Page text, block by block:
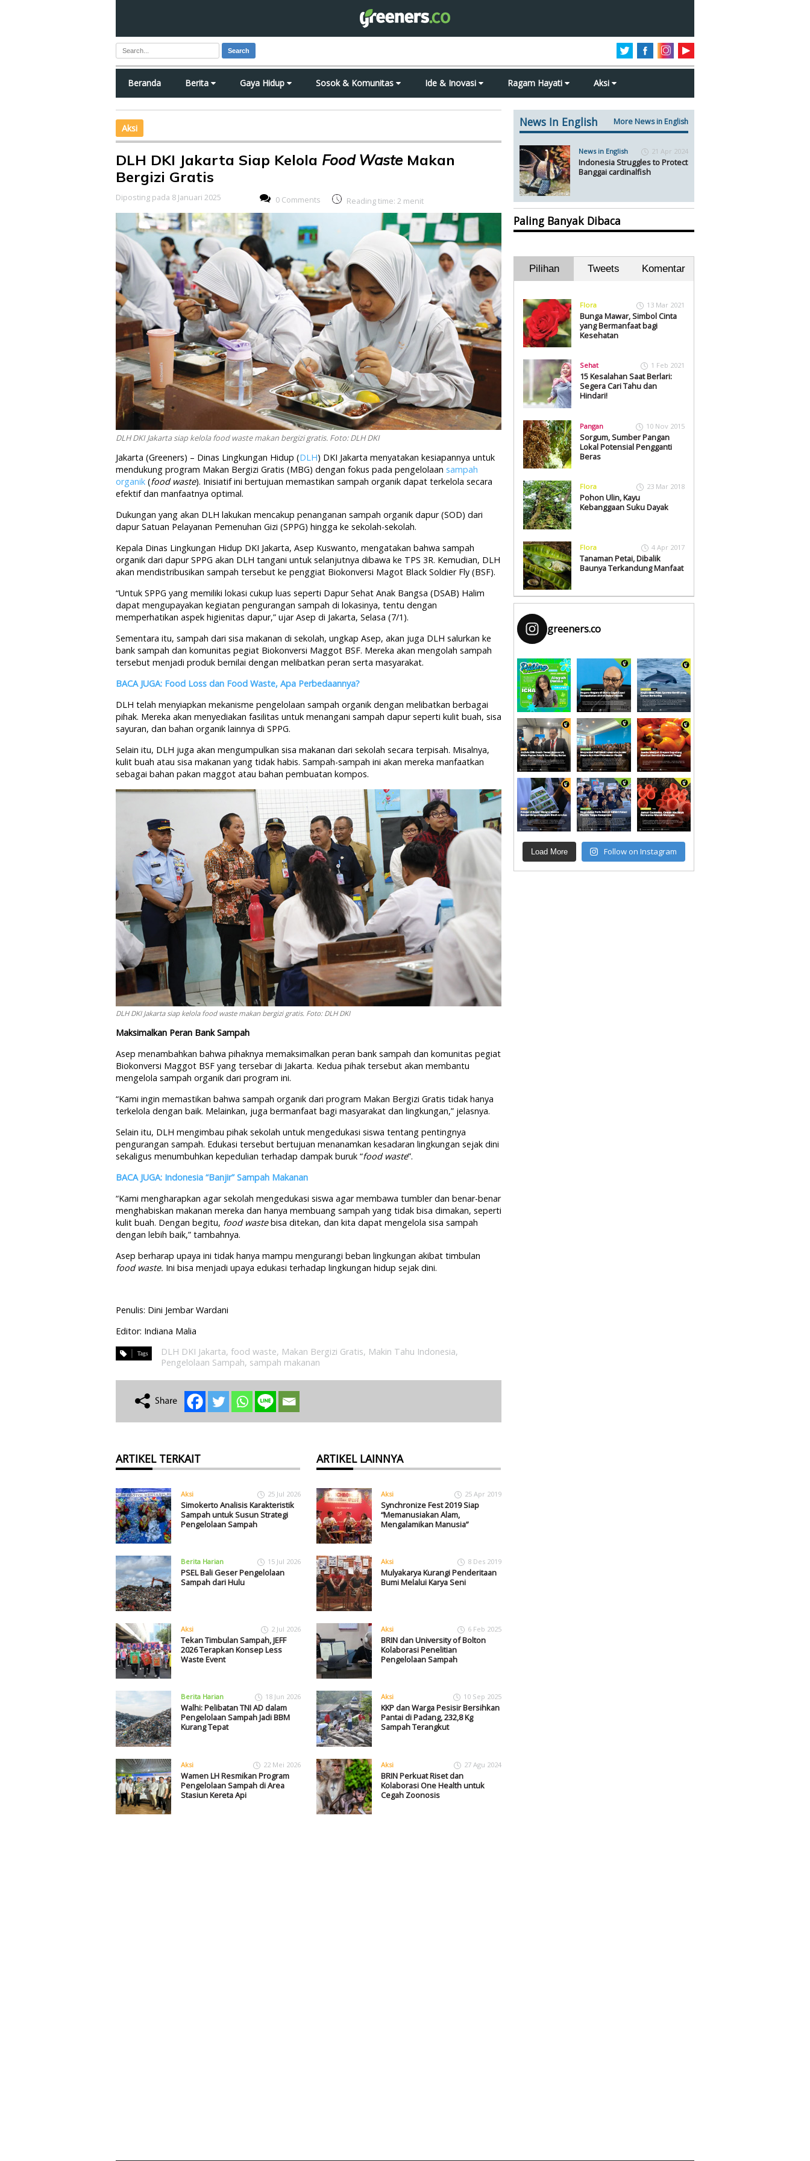
Search
Beranda Berita Gaya Hidup Sosok & Komunitas Ide & Inovasi Ragam Hayati Aksi
Aksi
DLH DKI Jakarta Siap Kelola Food WasteMakan
Bergizi Gratis
Diposting pada 8 Januari 2025 0 Comments Reading time: 2 menit
DLH DKI Jakarta siap kelola food waste makan bergizi gratis. Foto: DLH DKI
Jakarta (Greeners) – Dinas Lingkungan Hidup (DLH) DKI Jakarta menyatakan kesiapannya untuk
mendukung program Makan Bergizi Gratis (MBG) dengan fokus pada pengelolaan sampah
organik (food waste). Inisiatif ini bertujuan memastikan sampah organik dapat terkelola secara
efektif dan manfaatnya optimal.
Dukungan yang akan DLH lakukan mencakup penanganan sampah organik dapur (SOD) dari
dapur Satuan Pelayanan Pemenuhan Gizi (SPPG) hingga ke sekolah-sekolah.
Kepala Dinas Lingkungan Hidup DKI Jakarta, Asep Kuswanto, mengatakan bahwa sampah
organik dari dapur SPPG akan DLH tangani untuk selanjutnya dibawa ke TPS 3R. Kemudian, DLH
akan mendistribusikan sampah tersebut ke penggiat Biokonversi Magot Black Soldier Fly (BSF).
“Untuk SPPG yang memiliki lokasi cukup luas seperti Dapur Sehat Anak Bangsa (DSAB) Halim
dapat mengupayakan kegiatan pengurangan sampah di lokasinya, tentu dengan
memperhatikan aspek higienitas dapur,” ujar Asep di Jakarta, Selasa (7/1).
Sementara itu, sampah dari sisa makanan di sekolah, ungkap Asep, akan juga DLH salurkan ke
bank sampah dan komunitas pegiat Biokonversi Maggot BSF. Mereka akan mengolah sampah
tersebut menjadi produk bernilai dengan melibatkan peran serta masyarakat.
BACA JUGA: Food Loss dan Food Waste, Apa Perbedaannya?
DLH telah menyiapkan mekanisme pengelolaan sampah organik dengan melibatkan berbagai
pihak. Mereka akan menyediakan fasilitas untuk menangani sampah dapur seperti kulit buah, sisa
sayuran, dan bahan organik lainnya di SPPG.
Selain itu, DLH juga akan mengumpulkan sisa makanan dari sekolah secara terpisah. Misalnya,
kulit buah atau sisa makanan yang tidak habis. Sampah-sampah ini akan mereka manfaatkan
sebagai bahan pakan maggot atau bahan pembuatan kompos.
DLH DKI Jakarta siap kelola food waste makan bergizi gratis. Foto: DLH DKI
Maksimalkan Peran Bank Sampah
Asep menambahkan bahwa pihaknya memaksimalkan peran bank sampah dan komunitas pegiat
Biokonversi Maggot BSF yang tersebar di Jakarta. Kedua pihak tersebut akan membantu
mengelola sampah organik dari program ini.
“Kami ingin memastikan bahwa sampah organik dari program Makan Bergizi Gratis tidak hanya
terkelola dengan baik. Melainkan, juga bermanfaat bagi masyarakat dan lingkungan,” jelasnya.
Selain itu, DLH mengimbau pihak sekolah untuk mengedukasi siswa tentang pentingnya
pengurangan sampah. Edukasi tersebut bertujuan menanamkan kesadaran lingkungan sejak dini
sekaligus menumbuhkan kepedulian terhadap dampak buruk “food waste”.
BACA JUGA: Indonesia “Banjir” Sampah Makanan
“Kami mengharapkan agar sekolah mengedukasi siswa agar membawa tumbler dan benar-benar
menghabiskan makanan mereka dan hanya membuang sampah yang tidak bisa dimakan, seperti
kulit buah. Dengan begitu, food wastebisa ditekan, dan kita dapat mengelola sisa sampah
dengan lebih baik,” tambahnya.
Asep berharap upaya ini tidak hanya mampu mengurangi beban lingkungan akibat timbulan
food waste. Ini bisa menjadi upaya edukasi terhadap lingkungan hidup sejak dini.
Penulis: Dini Jembar Wardani
Editor: Indiana Malia
DLH DKI Jakarta, food waste, Makan Bergizi Gratis, Makin Tahu Indonesia,
Pengelolaan Sampah, sampah makanan
ARTIKEL TERKAIT
Aksi 25 Jul 2026
Simokerto Analisis Karakteristik
Sampah untuk Susun Strategi
Pengelolaan Sampah
Berita Harian 15 Jul 2026
PSEL Bali Geser Pengelolaan
Sampah dari Hulu
Aksi 2 Jul 2026
Tekan Timbulan Sampah, JEFF
2026 Terapkan Konsep Less
Waste Event
Berita Harian 18 Jun 2026
Walhi: Pelibatan TNI AD dalam
Pengelolaan Sampah Jadi BBM
Kurang Tepat
Aksi 22 Mei 2026
Wamen LH Resmikan Program
Pengelolaan Sampah di Area
Stasiun Kereta Api
ARTIKEL LAINNYA
Aksi 25 Apr 2019
Synchronize Fest 2019 Siap
“Memanusiakan Alam,
Mengalamikan Manusia”
Aksi 8 Des 2019
Mulyakarya Kurangi Penderitaan
Bumi Melalui Karya Seni
Aksi 6 Feb 2025
BRIN dan University of Bolton
Kolaborasi Penelitian
Pengelolaan Sampah
Aksi 10 Sep 2025
KKP dan Warga Pesisir Bersihkan
Pantai di Padang, 232,8 Kg
Sampah Terangkut
Aksi 27 Agu 2024
BRIN Perkuat Riset dan
Kolaborasi One Health untuk
Cegah Zoonosis
News In English More News in English
News in English 21 Apr 2024
Indonesia Struggles to Protect
Banggai cardinalfish
Paling Banyak Dibaca
Pilihan Tweets Komentar
Flora 13 Mar 2021
Bunga Mawar, Simbol Cinta
yang Bermanfaat bagi
Kesehatan
Sehat 1 Feb 2021
15 Kesalahan Saat Berlari:
Segera Cari Tahu dan
Hindari!
Pangan 10 Nov 2015
Sorgum, Sumber Pangan
Lokal Potensial Pengganti
Beras
Flora 23 Mar 2018
Pohon Ulin, Kayu
Kebanggaan Suku Dayak
Flora 4 Apr 2017
Tanaman Petai, Dibalik
Baunya Terkandung Manfaat
greeners.co
Load More Follow on Instagram